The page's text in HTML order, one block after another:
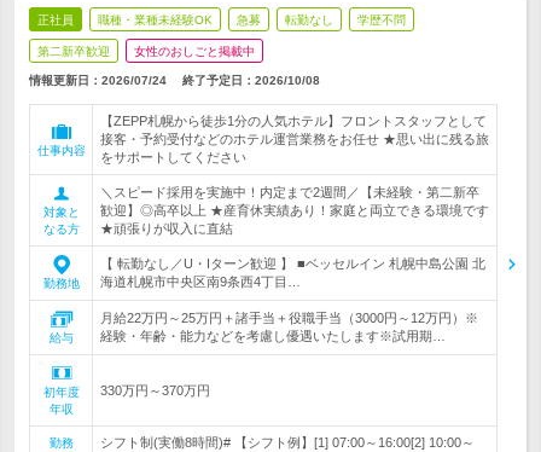
正社員 職種・業種未経験OK 急募 転勤なし 学歴不問
第二新卒歓迎 女性のおしごと掲載中
情報更新日：2026/07/24 終了予定日： 2026/10/08
仕事内容
【ZEPP札幌から徒歩1分の人気ホテル】フロントスタッフとして
接客・予約受付などのホテル運営業務をお任せ ★思い出に残る旅
をサポートしてください
対象と
なる方
＼スピード採用を実施中！内定まで2週間／【未経験・第二新卒
歓迎】◎高卒以上 ★産育休実績あり！家庭と両立できる環境です
★頑張りが収入に直結
勤務地
【 転勤なし／U・Iターン歓迎 】 ■ベッセルイン 札幌中島公園 北
海道札幌市中央区南9条西4丁目…
給与
月給22万円～25万円＋諸手当＋役職手当（3000円～12万円）※
経験・年齢・能力などを考慮し優遇いたします※試用期…
初年度
年収
330万円～370万円
勤務
シフト制(実働8時間)# 【シフト例】[1] 07:00～16:00[2] 10:00～